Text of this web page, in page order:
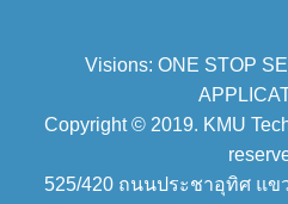
Visions: ONE STOP
Copyright © 2019. KMU
525/420 ถนนประชาอุทิศ แข